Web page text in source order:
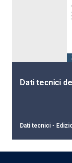
Dati tecnici
Dati tecnici -